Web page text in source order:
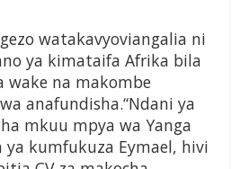
watakavyoviangalia ni
ya kimataifa Afrika bila
wake na makombe
anafundisha.“Ndani ya
mkuu mpya wa Yanga
kumfukuza Eymael, hivi